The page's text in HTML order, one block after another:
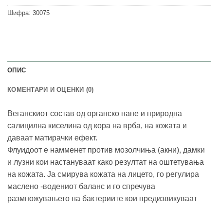
Шифра: 30075
ОПИС
КОМЕНТАРИ И ОЦЕНКИ (0)
Веганскиот состав од органско нане и природна
салицилна киселина од кора на врба, на кожата и
даваат матирачки ефект.
Флуидоот е намменет против мозолчиња (акни), дамки
и лузни кои настануваат како резултат на оштетувања
на кожата. Ја смирува кожата на лицето, го регулира
маслено -водениот баланс и го спречува
размножувањето на бактериите кои предизвикуваат